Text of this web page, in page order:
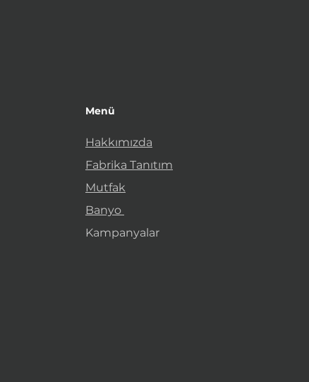
Menü
Hakkımızda
Fabrika Tanıtım
Mutfak
Banyo
Kampanyalar